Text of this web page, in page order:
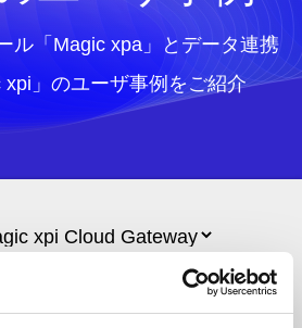
ル「Magic xpa」とデータ連携
xpi」のユーザ事例をご紹介